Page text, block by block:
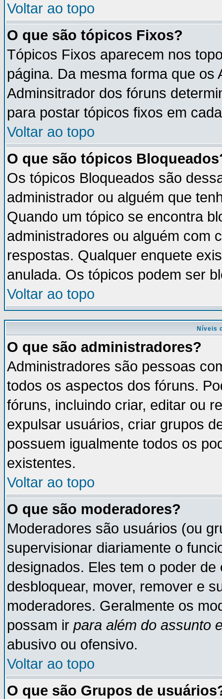
Voltar ao topo
O que são tópicos Fixos?
Tópicos Fixos aparecem nos
página. Da mesma forma que os
Adminsitrador dos fóruns
para postar tópicos fixos em
Voltar ao topo
O que são tópicos
Os tópicos Bloqueados são
administrador ou alguém que
Quando um tópico se encontra
administradores ou alguém com
respostas. Qualquer enquete
anulada. Os tópicos podem ser
Voltar ao topo
Níveis
O que são administradores?
Administradores são pessoas
todos os aspectos dos fóruns.
fóruns, incluindo criar, editar ou
expulsar usuários, criar grupos
possuem igualmente todos os
existentes.
Voltar ao topo
O que são moderadores?
Moderadores são usuários (ou
supervisionar diariamente o
designados. Eles tem o poder
desbloquear, mover, remover e
moderadores. Geralmente os
possam ir para além do assunto
abusivo ou ofensivo.
Voltar ao topo
O que são Grupos de